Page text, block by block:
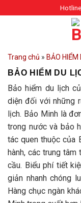
to
Trang chủ » BẢO HIỂM
BẢO HIỂM DU
Bảo hiểm du lịch
diện đối với những
lịch. Bảo Minh là
trong nước và bảo
tác quen thuộc của
hành, các trung
cầu. Biểu phí tiết
giản nhanh chóng
Hàng chục ngàn